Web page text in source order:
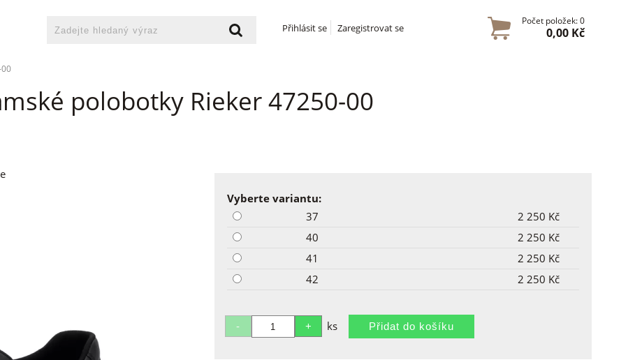
Přihlásit se Zaregistrovat se
Počet položek: 0
0,00 Kč
polobotky Rieker 47250-00
Vyberte variantu:
37
2 250 Kč
40
2 250 Kč
41
2 250 Kč
42
2 250 Kč
ks